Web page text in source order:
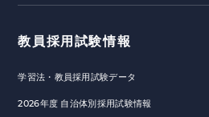
教員採用試験情報
学習法・教員採用試験データ
2026年度 自治体別採用試験情報